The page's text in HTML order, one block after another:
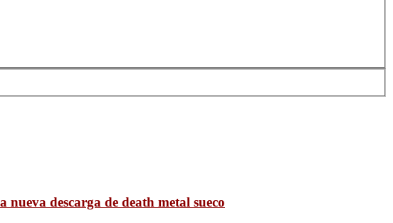
descarga de death metal sueco